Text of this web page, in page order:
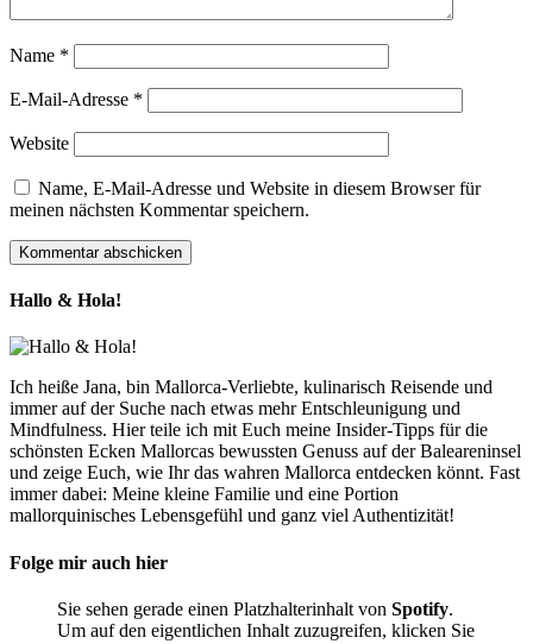
Name *
E-Mail-Adresse *
Website
Name, E-Mail-Adresse und Website in diesem Browser für
meinen nächsten Kommentar speichern.
Hallo & Hola!
Ich heiße Jana, bin Mallorca-Verliebte, kulinarisch Reisende und
immer auf der Suche nach etwas mehr Entschleunigung und
Mindfulness. Hier teile ich mit Euch meine Insider-Tipps für die
schönsten Ecken Mallorcas bewussten Genuss auf der Baleareninsel
und zeige Euch, wie Ihr das wahren Mallorca entdecken könnt. Fast
immer dabei: Meine kleine Familie und eine Portion
mallorquinisches Lebensgefühl und ganz viel Authentizität!
Folge mir auch hier
Sie sehen gerade einen Platzhalterinhalt von Spotify.
Um auf den eigentlichen Inhalt zuzugreifen, klicken Sie